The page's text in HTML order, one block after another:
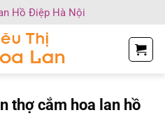
Hồ Điệp Hà Nội
thợ cắm hoa lan hồ